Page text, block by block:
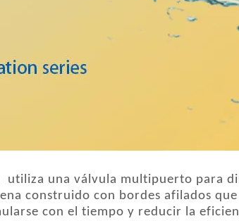
utiliza una válvula multipuerto para
construido con bordes afilados
con el tiempo y reducir la